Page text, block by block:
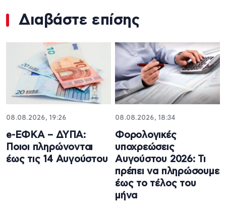
Διαβάστε επίσης
08.08.2026, 19:26
e-ΕΦΚΑ – ΔΥΠΑ:
Ποιοι πληρώνονται
έως τις 14 Αυγούστου
08.08.2026, 18:34
Φορολογικές
υποχρεώσεις
Αυγούστου 2026: Τι
πρέπει να πληρώσουμε
έως το τέλος του
μήνα